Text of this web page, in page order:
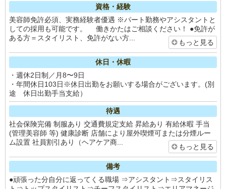
資格・経験
美容師免許必須、実務経験者優遇 ※パート勤務やアシスタントと
しての採用も可能です。 働きかたはご相談ください！ ●免許が
ある方＝スタイリスト、免許がない方...
もっと見る
休日・休暇
・週休2日制／月8〜9日
・年間休日103日※休日出勤をお願いする場合がございます。(別
途 休日出勤手当支給）
待遇
社会保険完備 制服あり 交通費規定支給 昇給あり 有給休暇 手当
(管理美容師 等) 健康診断 店舗により屋外喫煙可または分煙ルー
ム設置 社員割引あり（ヘアケア商...
もっと見る
備考
●頑張った分自分に返ってくる職場 ⇒アシスタント⇒スタイリス